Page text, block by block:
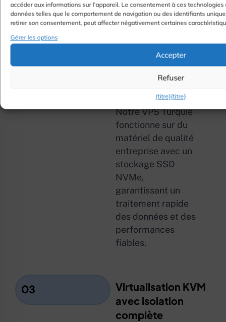
accéder aux informations sur l'appareil. Le consentement à ces
données telles que le comportement de navigation ou des identifiants
retirer son consentement, peut affecter négativement certaines
Gérer les options
Accepter
Refuser
{titre}{titre}
régions avec une
latence équilibrée.
Infrastructure
NVMe hautes
performances
Notre VPS Turquie
fonctionne sur du
matériel de qualité
entreprise avec un
stockage SSD
NVMe,
garantissant un
traitement rapide
des données et des
performances
fiables.
03
Virtualisation KVM
avec isolation
complète